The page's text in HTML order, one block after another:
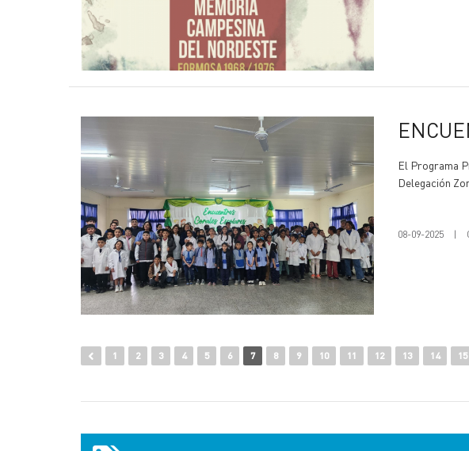
El Programa
Delegación
08-09-2025 |
1 2 3 4 5 6 7 8 9 10 11 12 13 14 15